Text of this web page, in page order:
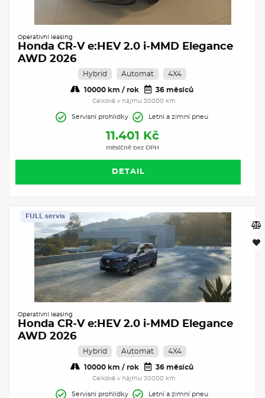
Operativní leasing
Honda CR-V e:HEV 2.0 i-MMD Elegance
AWD 2026
Hybrid Automat 4X4
10000 km / rok 36 měsíců
Celkově v nájmu 30000 km
Servisní prohlídky Letní a zimní pneu
11.401 Kč
měsíčně bez DPH
DETAIL
FULL servis
Operativní leasing
Honda CR-V e:HEV 2.0 i-MMD Elegance
AWD 2026
Hybrid Automat 4X4
10000 km / rok 36 měsíců
Celkově v nájmu 30000 km
Servisní prohlídky Letní a zimní pneu